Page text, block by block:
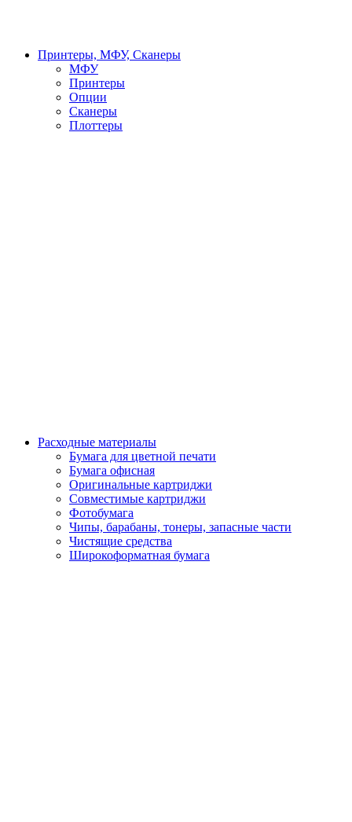
Принтеры, МФУ, Сканеры
МФУ
Принтеры
Опции
Сканеры
Плоттеры
Расходные материалы
Бумага для цветной печати
Бумага офисная
Оригинальные картриджи
Совместимые картриджи
Фотобумага
Чипы, барабаны, тонеры, запасные части
Чистящие средства
Широкоформатная бумага